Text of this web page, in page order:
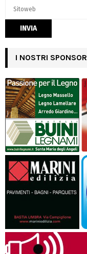
I NOSTRI SPONSOR